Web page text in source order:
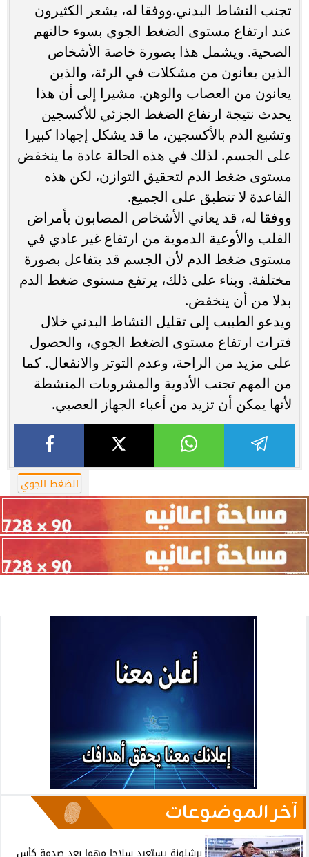
تجنب النشاط البدني.ووفقا له، يشعر الكثيرون
عند ارتفاع مستوى الضغط الجوي بسوء حالتهم
الصحية. ويشمل هذا بصورة خاصة الأشخاص
الذين يعانون من مشكلات في الرئة، والذين
يعانون من العصاب والوهن. مشيرا إلى أن هذا
يحدث نتيجة ارتفاع الضغط الجزئي للأكسجين
وتشبع الدم بالأكسجين، ما قد يشكل إجهادا كبيرا
على الجسم. لذلك في هذه الحالة عادة ما ينخفض
مستوى ضغط الدم لتحقيق التوازن، لكن هذه
القاعدة لا تنطبق على الجميع.
ووفقا له، قد يعاني الأشخاص المصابون بأمراض
القلب والأوعية الدموية من ارتفاع غير عادي في
مستوى ضغط الدم لأن الجسم قد يتفاعل بصورة
مختلفة. وبناء على ذلك، يرتفع مستوى ضغط الدم
بدلا من أن ينخفض.
ويدعو الطبيب إلى تقليل النشاط البدني خلال
فترات ارتفاع مستوى الضغط الجوي، والحصول
على مزيد من الراحة، وعدم التوتر والانفعال. كما
من المهم تجنب الأدوية والمشروبات المنشطة
لأنها يمكن أن تزيد من أعباء الجهاز العصبي.
الضغط الجوي
آخر الموضوعات
برشلونة يستعيد سلاحا مهما بعد صدمة كأس